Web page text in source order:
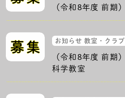
（令和8年度 前期
お知らせ 教室・クラブ
（令和8年度 前期
科学教室